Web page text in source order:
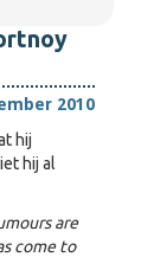
2010
hij
hij al
are
come to